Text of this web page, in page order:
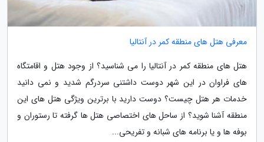
معرفی هتل های منطقه کمر در آنتالیا
هتل های منطقه کمر در آنتالیا را می شناسید؟ از وجود هتل و اقامتگاه
های فراوان در این شهر دوست داشتنی سردرگم شدید و نمی دانید
خدمات هر هتل چیست؟ دوست دارید با برترین ویژگی هتل های این
منطقه آشنا شوید؟ از ساحل های اختصاصی هتل ها گرفته تا رستوران و
بوفه ها و یا برنامه های شبانه و تفریحی...